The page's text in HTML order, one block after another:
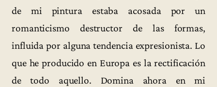
de mi pintura estaba acosada por un
romanticismo destructor de las formas,
influida por alguna tendencia expresionista. Lo
que he producido en Europa es la rectificación
de todo aquello. Domina ahora en mi